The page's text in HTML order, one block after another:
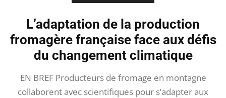
L’adaptation de la production
fromagère française face aux défis
du changement climatique
EN BREF Producteurs de fromage en montagne
collaborent avec scientifiques pour s’adapter aux